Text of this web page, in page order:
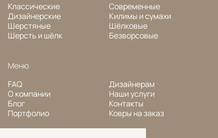
Классические
Дизайнерские
Шерстяные
Шерсть и шёлк
Современные
Килимы и сумахи
Шёлковые
Безворсовые
Меню
FAQ
О компании
Блог
Портфолио
Дизайнерам
Наши услуги
Контакты
Ковры на заказ